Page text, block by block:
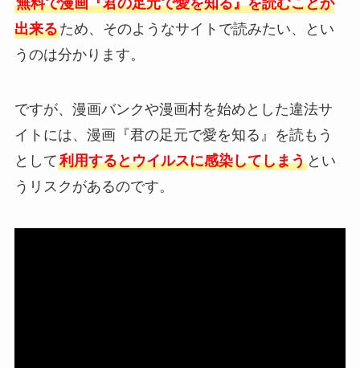
無料で漫画『君の足元で愛を知る』を読むことが
出来るため、そのようなサイトで読みたい、とい
うのは分かります。
ですが、漫画バンクや漫画村を始めとした違法サ
イトには、漫画『君の足元で愛を知る』を読もう
として利用するとウイルスに感染してしまうとい
うリスクがあるのです。